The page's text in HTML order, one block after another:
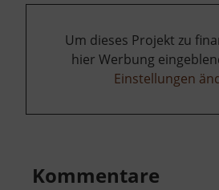
Um dieses Projekt zu
hier Werbung
Einstellungen
Kommentare